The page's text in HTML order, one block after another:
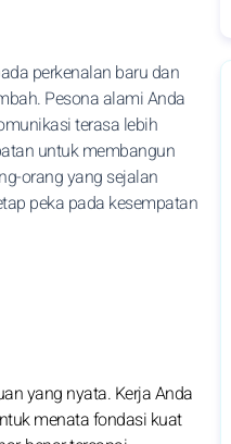
perkenalan baru dan
Pesona alami Anda
terasa lebih
untuk membangun
orang yang sejalan
peka pada kesempatan
yang nyata. Kerja Anda
menata fondasi kuat